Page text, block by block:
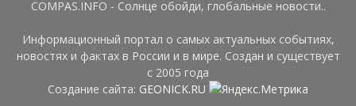
COMPAS.INFO - Солнце обойди, глобальные новости..
Информационный портал о самых актуальных событиях,
новостях и фактах в России и в мире. Создан и существует
с 2005 года
Создание сайта: GEONICK.RU